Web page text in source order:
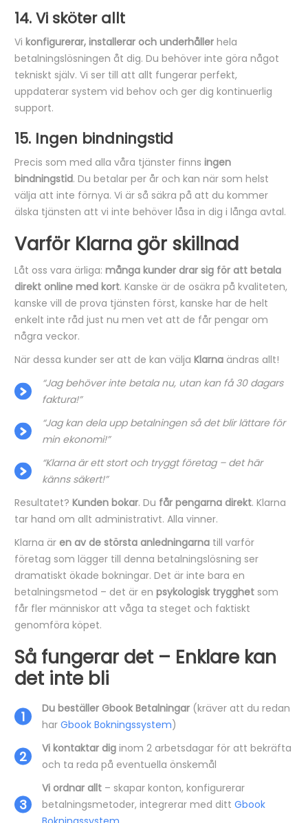
14. Vi sköter allt
Vi konfigurerar, installerar och underhåller hela
betalningslösningen åt dig. Du behöver inte göra något
tekniskt själv. Vi ser till att allt fungerar perfekt,
uppdaterar system vid behov och ger dig kontinuerlig
support.
15. Ingen bindningstid
Precis som med alla våra tjänster finns ingen
bindningstid. Du betalar per år och kan när som helst
välja att inte förnya. Vi är så säkra på att du kommer
älska tjänsten att vi inte behöver låsa in dig i långa avtal.
Varför Klarna gör skillnad
Låt oss vara ärliga: många kunder drar sig för att betala
direkt online med kort. Kanske är de osäkra på kvaliteten,
kanske vill de prova tjänsten först, kanske har de helt
enkelt inte råd just nu men vet att de får pengar om
några veckor.
När dessa kunder ser att de kan välja Klarna ändras allt!
“Jag behöver inte betala nu, utan kan få 30 dagars
faktura!”
“Jag kan dela upp betalningen så det blir lättare för
min ekonomi!”
“Klarna är ett stort och tryggt företag – det här
känns säkert!”
Resultatet? Kunden bokar. Du får pengarna direkt. Klarna
tar hand om allt administrativt. Alla vinner.
Klarna är en av de största anledningarna till varför
företag som lägger till denna betalningslösning ser
dramatiskt ökade bokningar. Det är inte bara en
betalningsmetod – det är en psykologisk trygghet som
får fler människor att våga ta steget och faktiskt
genomföra köpet.
Så fungerar det – Enklare kan
det inte bli
Du beställer Gbook Betalningar (kräver att du redan
har Gbook Bokningssystem)
Vi kontaktar dig inom 2 arbetsdagar för att bekräfta
och ta reda på eventuella önskemål
Vi ordnar allt – skapar konton, konfigurerar
betalningsmetoder, integrerar med ditt Gbook